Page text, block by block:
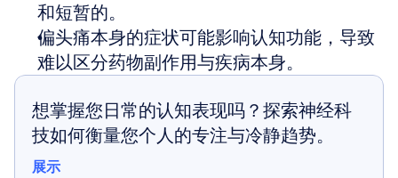
和短暂的。
偏头痛本身的症状可能影响认知功能，导致
难以区分药物副作用与疾病本身。
想掌握您日常的认知表现吗？探索神经科
技如何衡量您个人的专注与冷静趋势。
展示